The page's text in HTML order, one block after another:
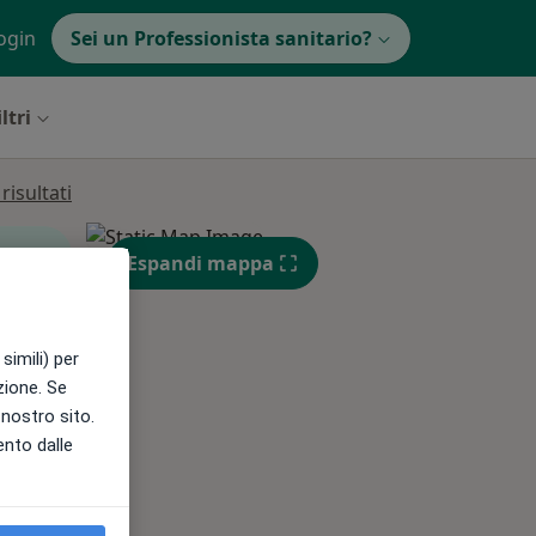
Sei un Professionista sanitario?
Mer,
12 Ago
Espandi mappa
per
Se
sito.
dalle